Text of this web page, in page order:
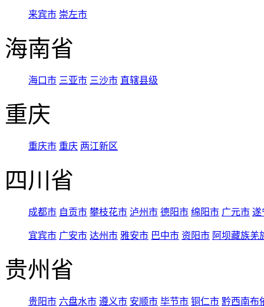
来宾市 崇左市
海南省
海口市 三亚市 三沙市 直辖县级
重庆
重庆市 重庆 两江新区
四川省
成都市 自贡市 攀枝花市 泸州市 德阳市 绵阳市 广元市 遂
宜宾市 广安市 达州市 雅安市 巴中市 资阳市 阿坝藏族羌
贵州省
贵阳市 六盘水市 遵义市 安顺市 毕节市 铜仁市 黔西南布